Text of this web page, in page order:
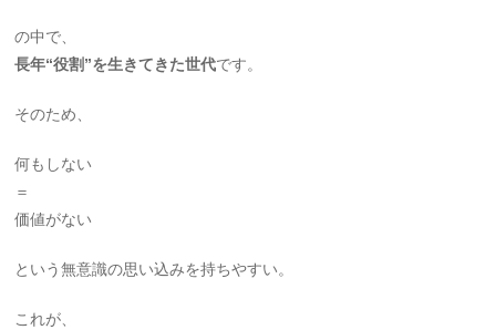
の中で、
長年“役割”を生きてきた世代です。
そのため、
何もしない
＝
価値がない
という無意識の思い込みを持ちやすい。
これが、